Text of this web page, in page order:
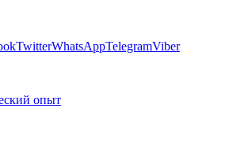
TwitterWhatsAppTelegramViber
опыт